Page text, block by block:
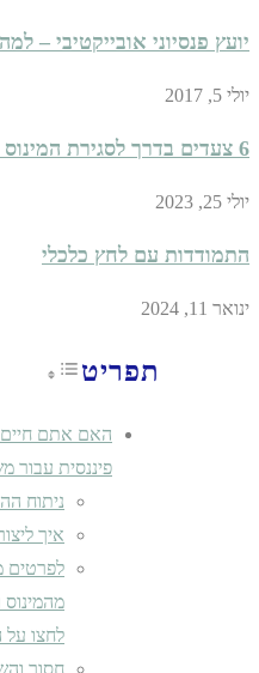
יועץ פנסיוני אובייקטיבי –
יולי 5, 2017
6 צעדים בדרך לסגירת המינוס בבנק אחת ולתמיד
יולי 25, 2023
התמודדות עם לחץ כלכלי
ינואר 11, 2024
תפריט
האם אתם חיים
פיננסית עבור
ניתוח
איך
לפרטים
לחצו על
חסוך